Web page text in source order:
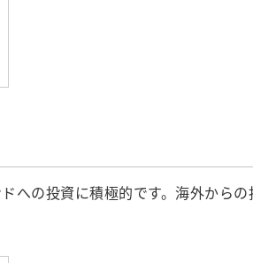
の投資に積極的です。海外から